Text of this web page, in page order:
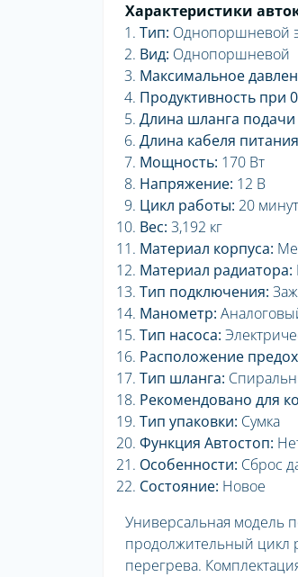
Характеристики
Тип: Однопоршневой
Вид: Однопоршневой
Максимальное
Продуктивность при
Длина шланга подачи
Длина кабеля
Мощность: 170 Вт
Напряжение: 12 В
Цикл работы: 20 минут
Вес: 3,192 кг
Материал корпуса:
Материал радиатора:
Тип подключения:
Манометр:
Тип насоса:
Расположение
Тип шланга:
Рекомендовано для
Тип упаковки: Сумка
Функция Автостоп:
Особенности: Сброс
Состояние: Новое
Универсальная модель
продолжительный цикл
перегрева.